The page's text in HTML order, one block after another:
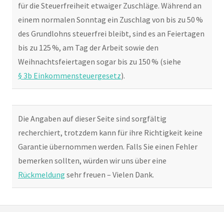
für die Steuerfreiheit etwaiger Zuschläge. Während an
einem normalen Sonntag ein Zuschlag von bis zu 50 %
des Grundlohns steuerfrei bleibt, sind es an Feiertagen
bis zu 125 %, am Tag der Arbeit sowie den
Weihnachtsfeiertagen sogar bis zu 150 % (siehe
§ 3b Einkommensteuergesetz).
Die Angaben auf dieser Seite sind sorgfältig
recherchiert, trotzdem kann für ihre Richtigkeit keine
Garantie übernommen werden. Falls Sie einen Fehler
bemerken sollten, würden wir uns über eine
Rückmeldung sehr freuen – Vielen Dank.